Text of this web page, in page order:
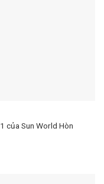
của Sun World Hòn